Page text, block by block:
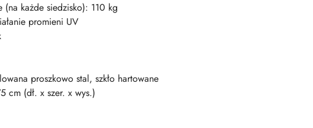
(na każde siedzisko): 110 kg
promieni UV
proszkowo stal, szkło hartowane
cm (dł. x szer. x wys.)